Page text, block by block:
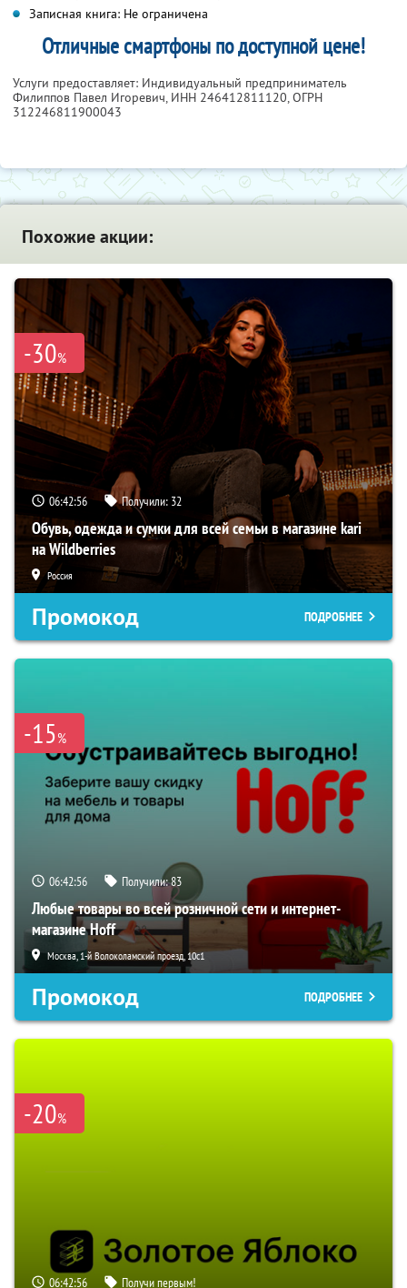
Записная книга: Не ограничена
Отличные смартфоны по доступной цене!
Услуги предоставляет: Индивидуальный предприниматель
Филиппов Павел Игоревич, ИНН 246412811120, ОГРН
312246811900043
Похожие акции:
-30%
06:42:55 Получили: 32
Обувь, одежда и сумки для всей семьи в магазине kari
на Wildberries
Россия
Промокод ПОДРОБНЕЕ
-15%
06:42:55 Получили:83
Любые товары во всей розничной сети и интернет-
магазине Hoff
Москва, 1-й Волоколамский проезд, 10с1
Промокод ПОДРОБНЕЕ
-20%
06:42:55 Получи первым!